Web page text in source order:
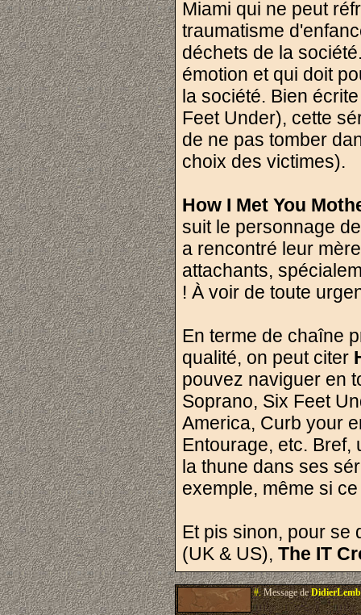
Miami qui ne peut
traumatisme
déchets de la
émotion et qui doit
la société. Bien
Feet Under), cette
de ne pas tomber
choix des victimes).
How I Met You
suit le personnage
a rencontré leur
attachants,
! À voir de toute
En terme de chaîne
qualité, on peut citer
pouvez naviguer en
Soprano, Six Feet
America, Curb your
Entourage, etc. Bref,
la thune dans ses
exemple, même si
Et pis sinon, pour se
(UK & US), The IT
#.Message de